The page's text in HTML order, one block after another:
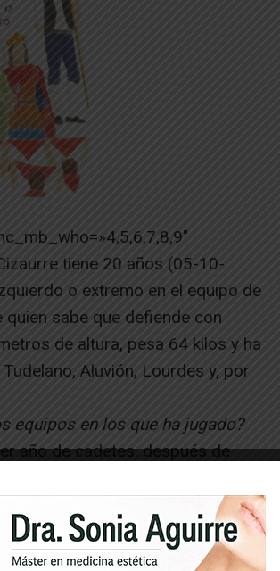
tiene 20 años (05-10-
o extremo en el equipo de
sabe que defiende con
de altura, pesa 64 kilos y ha
Aluvión, Lourdes y, por
equipos en los que ha jugado?
año de cadetes, después de
el Castejón, y haber quedado
Llegué de la mano de Germán
bonita, ya que era la
contra los equipos de